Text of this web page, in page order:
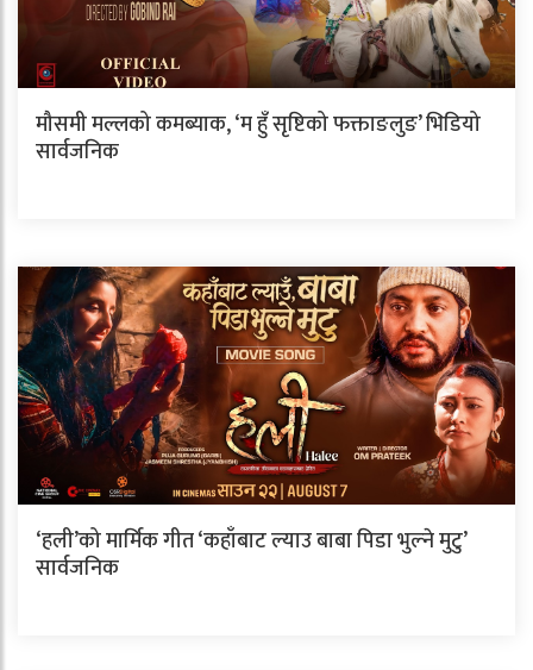
मौसमी मल्लको कमब्याक, ‘म हुँ सृष्टिको फक्ताङलुङ’ भिडियो
सार्वजनिक
‘हली’को मार्मिक गीत ‘कहाँबाट ल्याउ बाबा पिडा भुल्ने मुटु’
सार्वजनिक